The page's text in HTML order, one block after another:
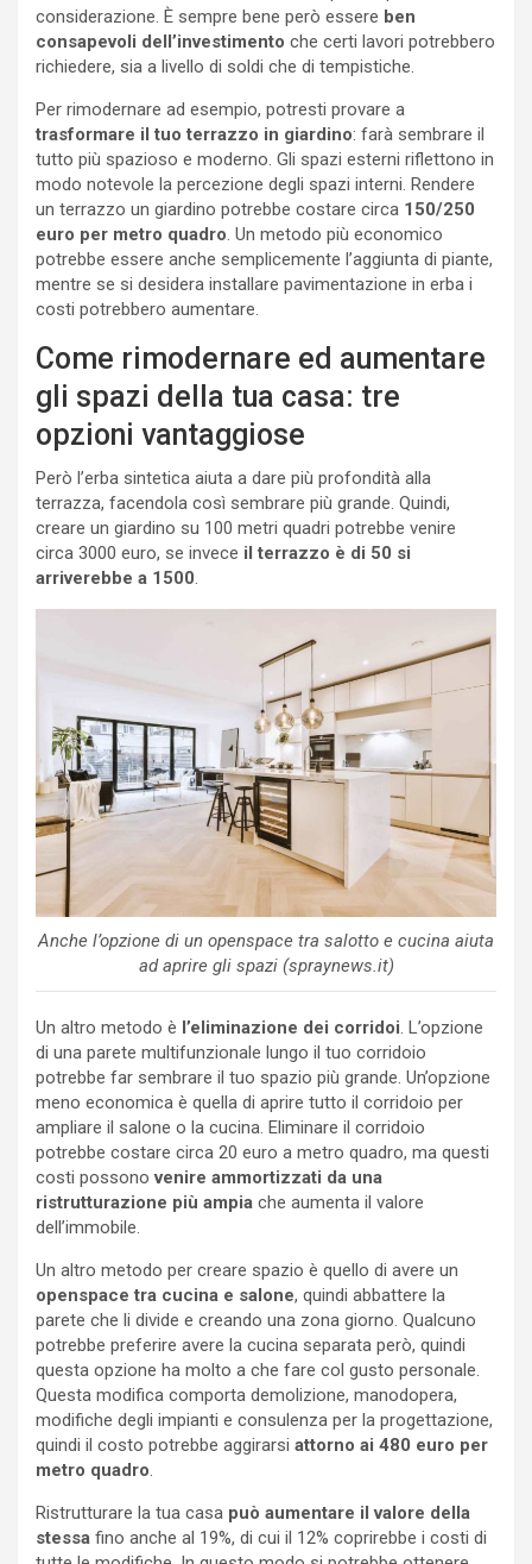
considerazione. È sempre bene però essere ben
consapevoli dell’investimento che certi lavori potrebbero
richiedere, sia a livello di soldi che di tempistiche.
Per rimodernare ad esempio, potresti provare a
trasformare il tuo terrazzo in giardino: farà sembrare il
tutto più spazioso e moderno. Gli spazi esterni riflettono in
modo notevole la percezione degli spazi interni. Rendere
un terrazzo un giardino potrebbe costare circa 150/250
euro per metro quadro. Un metodo più economico
potrebbe essere anche semplicemente l’aggiunta di piante,
mentre se si desidera installare pavimentazione in erba i
costi potrebbero aumentare.
Come rimodernare ed aumentare
gli spazi della tua casa: tre
opzioni vantaggiose
Però l’erba sintetica aiuta a dare più profondità alla
terrazza, facendola così sembrare più grande. Quindi,
creare un giardino su 100 metri quadri potrebbe venire
circa 3000 euro, se invece il terrazzo è di 50 si
arriverebbe a 1500.
Anche l’opzione di un openspace tra salotto e cucina aiuta
ad aprire gli spazi (spraynews.it)
Un altro metodo è l’eliminazione dei corridoi. L’opzione
di una parete multifunzionale lungo il tuo corridoio
potrebbe far sembrare il tuo spazio più grande. Un’opzione
meno economica è quella di aprire tutto il corridoio per
ampliare il salone o la cucina. Eliminare il corridoio
potrebbe costare circa 20 euro a metro quadro, ma questi
costi possonovenire ammortizzati da una
ristrutturazione più ampia che aumenta il valore
dell’immobile.
Un altro metodo per creare spazio è quello di avere un
openspace tra cucina e salone, quindi abbattere la
parete che li divide e creando una zona giorno. Qualcuno
potrebbe preferire avere la cucina separata però, quindi
questa opzione ha molto a che fare col gusto personale.
Questa modifica comporta demolizione, manodopera,
modifiche degli impianti e consulenza per la progettazione,
quindi il costo potrebbe aggirarsi attorno ai 480 euro per
metro quadro.
Ristrutturare la tua casa può aumentare il valore della
stessa fino anche al 19%, di cui il 12% coprirebbe i costi di